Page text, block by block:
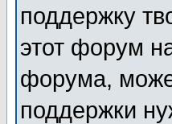
поддержку
этот форум
форума,
поддержки